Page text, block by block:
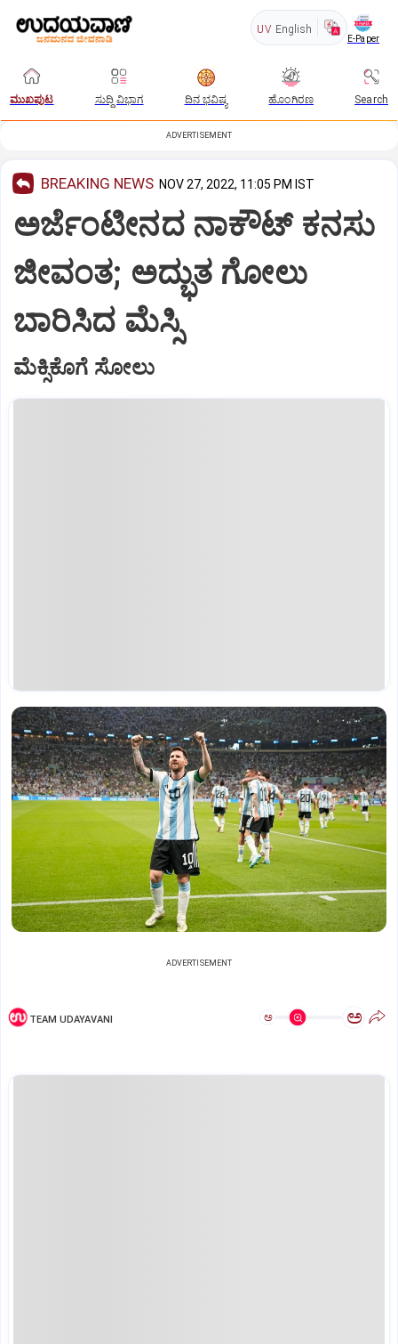
UV English
E-Paper
ಮುಖಪುಟ ಸುದ್ದಿ ವಿಭಾಗ ದಿನ ಭವಿಷ್ಯ ಹೊಂಗಿರಣ Search
ADVERTISEMENT
BREAKING NEWS NOV 27, 2022, 11:05 PM IST
ಅರ್ಜೆಂಟೀನದ ನಾಕೌಟ್‌ ಕನಸು
ಜೀವಂತ; ಅದ್ಭುತ ಗೋಲು
ಬಾರಿಸಿದ ಮೆಸ್ಸಿ
ಮೆಕ್ಸಿಕೊಗೆ ಸೋಲು
ADVERTISEMENT
TEAM UDAYAVANI ಅ ಅ